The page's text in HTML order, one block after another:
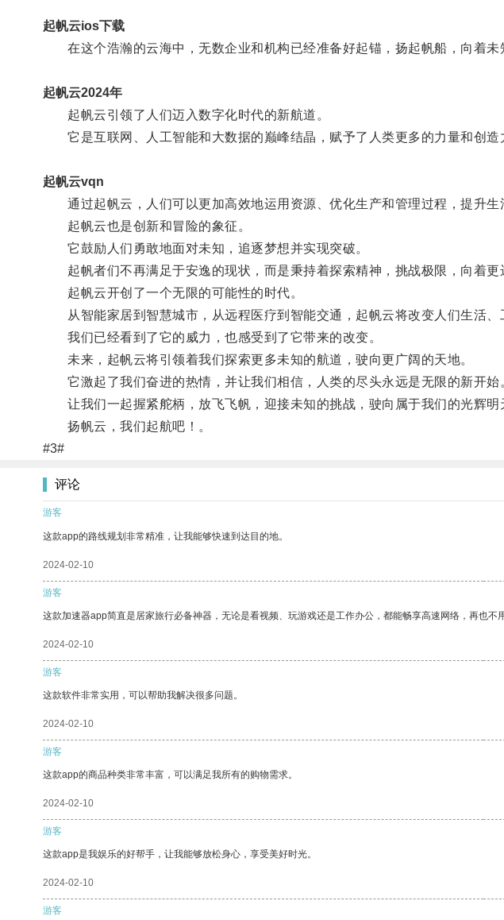
起帆云ios下载
在这个浩瀚的云海中，无数企业和机构已经准备好起锚，扬起帆船，向着未
起帆云2024年
起帆云引领了人们迈入数字化时代的新航道。
它是互联网、人工智能和大数据的巅峰结晶，赋予了人类更多的力量和创造
起帆云vqn
通过起帆云，人们可以更加高效地运用资源、优化生产和管理过程，提升生
起帆云也是创新和冒险的象征。
它鼓励人们勇敢地面对未知，追逐梦想并实现突破。
起帆者们不再满足于安逸的现状，而是秉持着探索精神，挑战极限，向着更
起帆云开创了一个无限的可能性的时代。
从智能家居到智慧城市，从远程医疗到智能交通，起帆云将改变人们生活、
我们已经看到了它的威力，也感受到了它带来的改变。
未来，起帆云将引领着我们探索更多未知的航道，驶向更广阔的天地。
它激起了我们奋进的热情，并让我们相信，人类的尽头永远是无限的新开始
让我们一起握紧舵柄，放飞飞帆，迎接未知的挑战，驶向属于我们的光辉明
扬帆云，我们起航吧！。
#3#
评论
游客
这款app的路线规划非常精准，让我能够快速到达目的地。
2024-02-10
游客
这款加速器app简直是居家旅行必备神器，无论是看视频、玩游戏还是工作办公，都能畅享高速网络，再也
2024-02-10
游客
这款软件非常实用，可以帮助我解决很多问题。
2024-02-10
游客
这款app的商品种类非常丰富，可以满足我所有的购物需求。
2024-02-10
游客
这款app是我娱乐的好帮手，让我能够放松身心，享受美好时光。
2024-02-10
游客